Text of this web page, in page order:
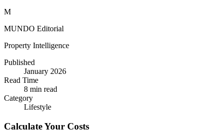
M
MUNDO Editorial
Property Intelligence
Published
January 2026
Read Time
8 min read
Category
Lifestyle
Calculate Your Costs